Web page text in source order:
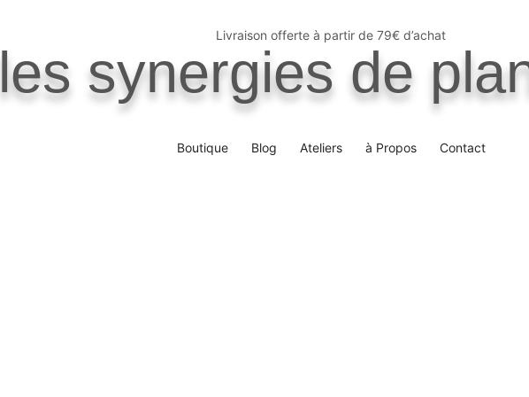
Livraison offerte à partir de 79€ d’achat
Boutique Blog Ateliers à Propos Contact
les synergies de